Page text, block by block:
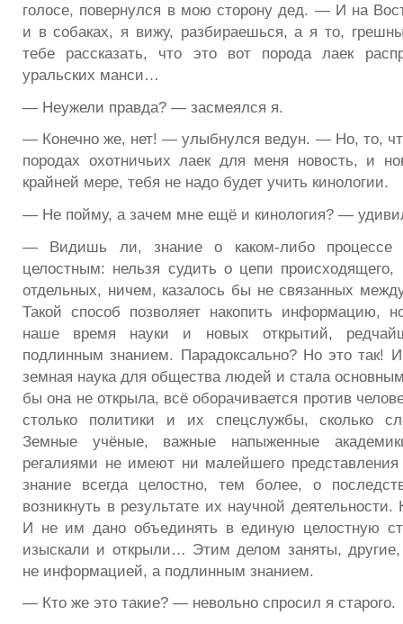
голосе, повернулся в мою сторону дед. — И на
и в собаках, я вижу, разбираешься, а я то,
тебе рассказать, что это вот порода лаек
уральских манси…
— Неужели правда? — засмеялся я.
— Конечно же, нет! — улыбнулся ведун. — Но, то,
породах охотничьих лаек для меня новость, и
крайней мере, тебя не надо будет учить кинологии.
— Не пойму, а зачем мне ещё и кинология? —
— Видишь ли, знание о каком-либо процессе
целостным: нельзя судить о цепи происходящего,
отдельных, ничем, казалось бы не связанных
Такой способ позволяет накопить информацию,
наше время науки и новых открытий,
подлинным знанием. Парадоксально? Но это так!
земная наука для общества людей и стала
бы она не открыла, всё оборачивается против
столько политики и их спецслужбы, сколько
Земные учёные, важные напыженные
регалиями не имеют ни малейшего
знание всегда целостно, тем более, о
возникнуть в результате их научной
И не им дано объединять в единую целостную
изыскали и открыли… Этим делом заняты,
не информацией, а подлинным знанием.
— Кто же это такие? — невольно спросил я старого.